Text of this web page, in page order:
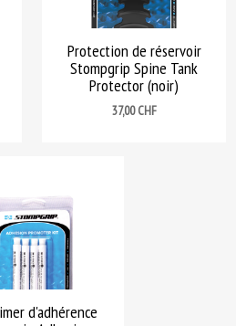
Protection de réservoir
Stompgrip Spine Tank
Protector (noir)
Prix
37,00 CHF
d'adhérence